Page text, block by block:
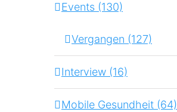
Events (130)
Vergangen (127)
Interview (16)
Mobile Gesundheit (64)